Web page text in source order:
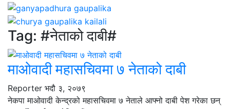
Tag: #नेताको दाबी#
माओवादी महासचिवमा ७ नेताको दाबी
Reporter भदौ ३, २०७९
नेकपा माओवादी केन्द्रको महासचिवमा ७ नेताले आफ्नो दाबी पेश गरेका छन्